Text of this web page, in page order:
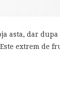
asta, dar dupa
extrem de